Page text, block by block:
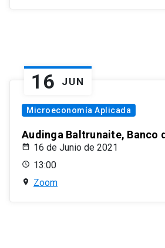
16 JUN
Microeconomía Aplicada
Audinga Baltrunaite, Banco
16 de Junio de 2021
13:00
Zoom